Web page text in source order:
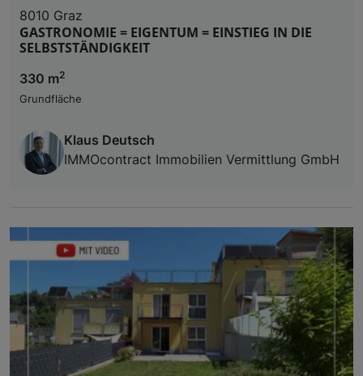
8010 Graz
GASTRONOMIE = EIGENTUM = EINSTIEG IN DIE
SELBSTSTÄNDIGKEIT
330 m2
Grundfläche
Klaus Deutsch
IMMOcontract Immobilien Vermittlung GmbH